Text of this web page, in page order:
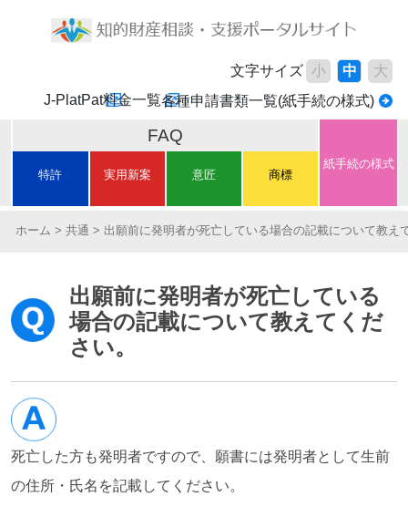
文字サイズ 小 中
大
J-PlatPat料金一覧各種申請書類一覧(紙手続の様式)
FAQ
特許 実用新案 意匠 商標
紙手続の様式
ホーム 共通 出願前に発明者が死亡している場合の記載について教え
出願前に発明者が死亡している
場合の記載について教えてくだ
さい。
死亡した方も発明者ですので、願書には発明者として生前
の住所・氏名を記載してください。